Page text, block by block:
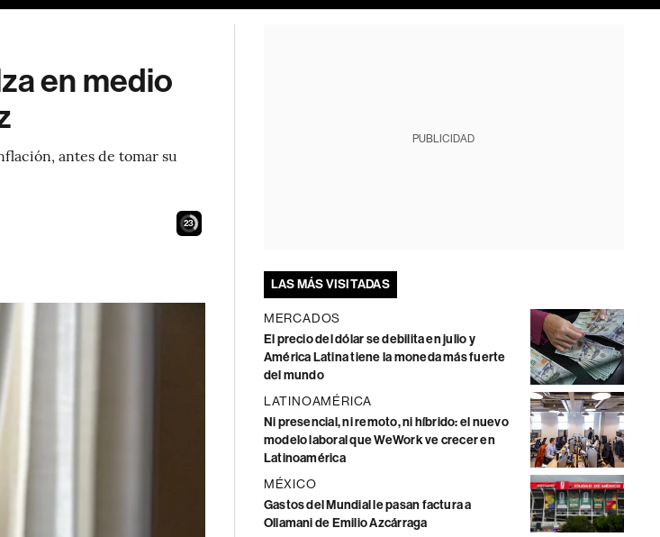
en medio
antes de tomar su
22
PUBLICIDAD
LAS MÁS VISITADAS
MERCADOS
El precio del dólar se debilita en julio y
América Latina tiene la moneda más fuerte
del mundo
LATINOAMÉRICA
Ni presencial, ni remoto, ni híbrido: el nuevo
modelo laboral que WeWork ve crecer en
Latinoamérica
MÉXICO
Gastos del Mundial le pasan factura a
Ollamani de Emilio Azcárraga